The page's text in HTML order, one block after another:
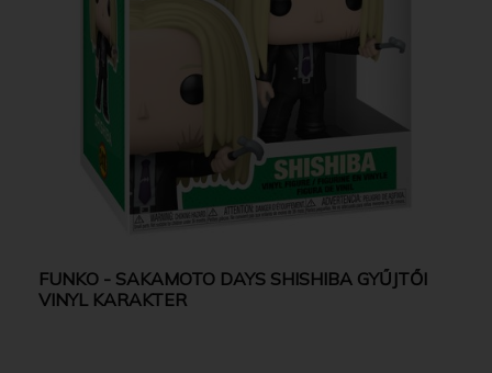
FUNKO - SAKAMOTO DAYS SHISHIBA GYŰJTŐI
VINYL KARAKTER